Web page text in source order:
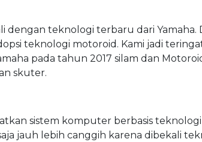
dengan teknologi terbaru dari Yamaha.
teknologi motoroid. Kami jadi
pada tahun 2017 silam dan
skuter.
sistem komputer berbasis
jauh lebih canggih karena dibekali